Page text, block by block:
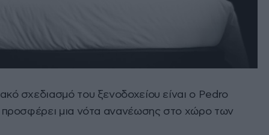
σχεδιασμό του ξενοδοχείου είναι ο Pedro
προσφέρει μια νότα ανανέωσης στο χώρο των